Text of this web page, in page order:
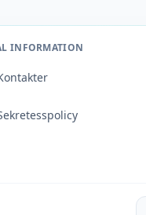
INFORMATION